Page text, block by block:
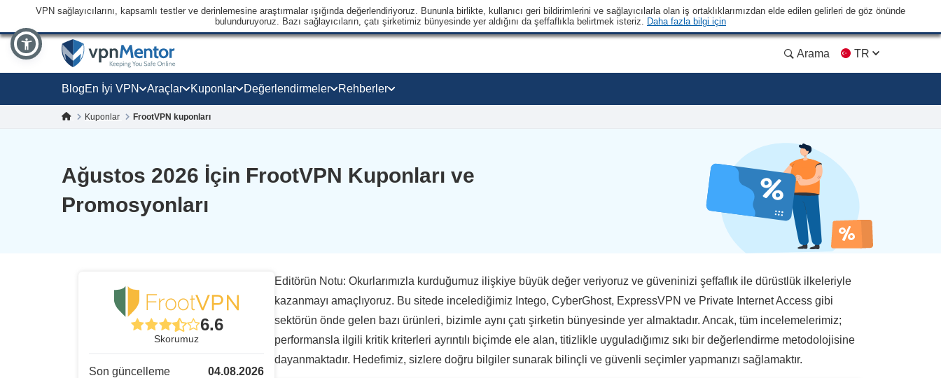
VPN sağlayıcılarını, kapsamlı testler ve derinlemesine araştırmalar ışığında değerlendiriyoruz. Bununla birlikte, kullanıcı geri bildirimlerini ve sağlayıcılarla olan iş ortaklıklarımızdan elde edilen gelirleri de göz önünde
bulunduruyoruz. Bazı sağlayıcıların, çatı şirketimiz bünyesinde yer aldığını da şeffaflıkla belirtmek isteriz. Daha fazla bilgi için
Arama TR
BlogEn İyi VPN Araçlar Kuponlar Değerlendirmeler Rehberler
Kuponlar FrootVPN kuponları
Ağustos 2026 İçin FrootVPN Kuponları ve
Promosyonları
6.6
Skorumuz
Son güncelleme 04.08.2026
Editörün Notu: Okurlarımızla kurduğumuz ilişkiye büyük değer veriyoruz ve güveninizi şeffaflık ile dürüstlük ilkeleriyle
kazanmayı amaçlıyoruz. Bu sitede incelediğimiz Intego, CyberGhost, ExpressVPN ve Private Internet Access gibi
sektörün önde gelen bazı ürünleri, bizimle aynı çatı şirketin bünyesinde yer almaktadır. Ancak, tüm incelemelerimiz;
performansla ilgili kritik kriterleri ayrıntılı biçimde ele alan, titizlikle uyguladığımız sıkı bir değerlendirme metodolojisine
dayanmaktadır. Hedefimiz, sizlere doğru bilgiler sunarak bilinçli ve güvenli seçimler yapmanızı sağlamaktır.